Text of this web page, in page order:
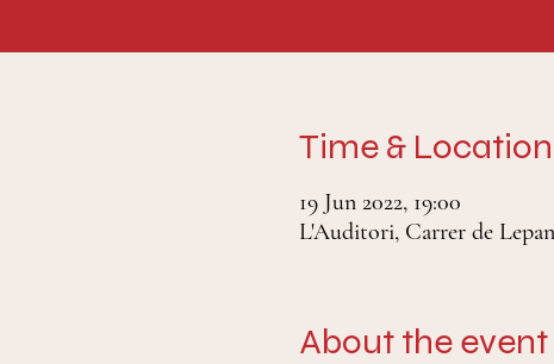
Time & Location
19 Jun 2022, 19:00
L'Auditori, Carrer de
About the event